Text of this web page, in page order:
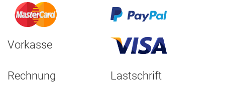
Vorkasse
Rechnung Lastschrift